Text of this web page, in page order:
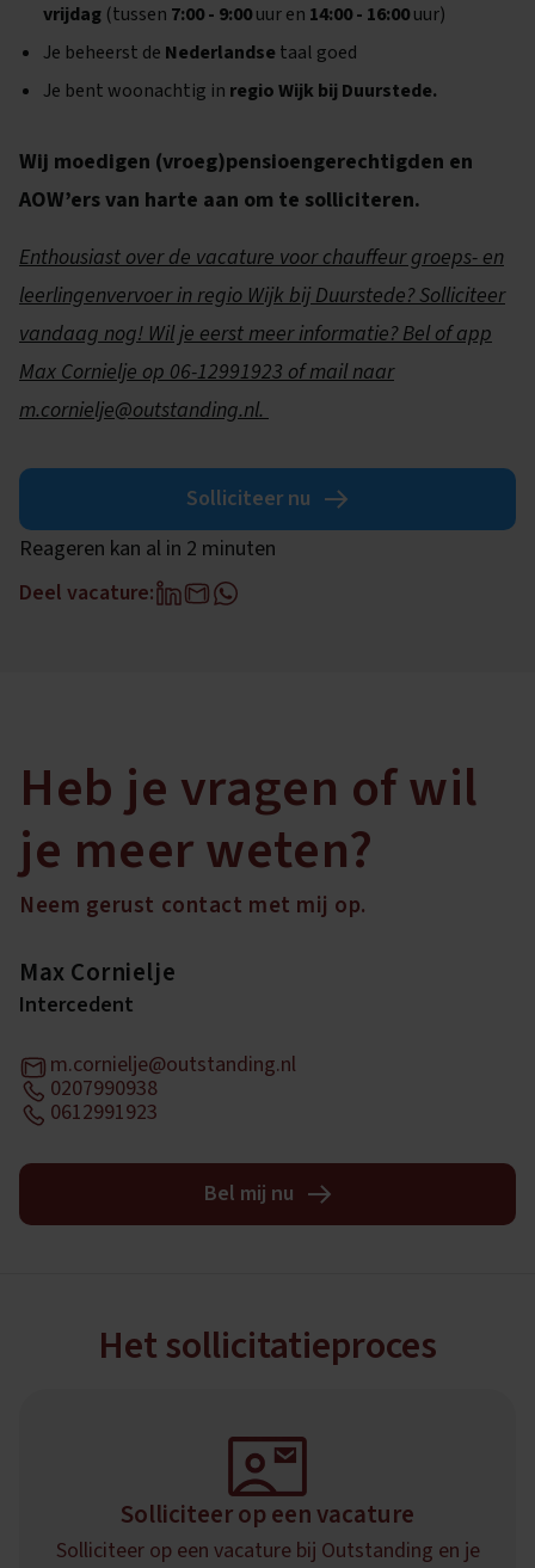
vrijdag (tussen 7:00 - 9:00uur en 14:00 - 16:00uur)
Je beheerst de Nederlandse taal goed
Je bent woonachtig in regio Wijk bij Duurstede.
Wij moedigen (vroeg)pensioengerechtigden en
AOW’ers van harte aan om te solliciteren.
Enthousiast over de vacature voor chauffeur groeps- en
leerlingenvervoer in regio Wijk bij Duurstede? Solliciteer
vandaag nog! Wil je eerst meer informatie? Bel of app
Max Cornielje op 06-12991923 of mail naar
m.cornielje@outstanding.nl.
Solliciteer nu
Reageren kan al in 2 minuten
Deel vacature:
Heb je vragen of wil
je meer weten?
Neem gerust contact met mij op.
Max Cornielje
Intercedent
m.cornielje@outstanding.nl
0207990938
0612991923
Bel mij nu
Het sollicitatieproces
Solliciteer op een vacature
Solliciteer op een vacature bij Outstanding en je